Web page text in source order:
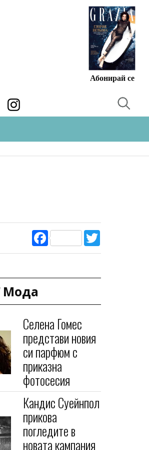
Абонирай се
Facebook
Мода
Селена Гомес
представи новия
си парфюм с
приказна
фотосесия
Кандис Суейнпол
прикова
погледите в
новата кампания